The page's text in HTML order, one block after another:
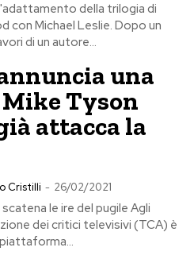
della trilogia di
con Michael Leslie. Dopo un
di un autore...
una
Tyson
attacca la
Cristilli - 26/02/2021
le ire del pugile Agli
dei critici televisivi (TCA) è